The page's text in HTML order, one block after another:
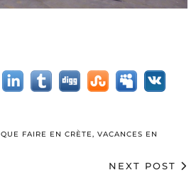
QUE FAIRE EN CRÈTE, VACANCES EN
NEXT POST